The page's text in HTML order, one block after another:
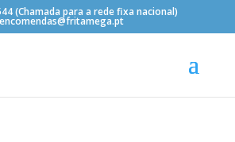
(Chamada para a rede fixa nacional)
encomendas@fritamega.pt